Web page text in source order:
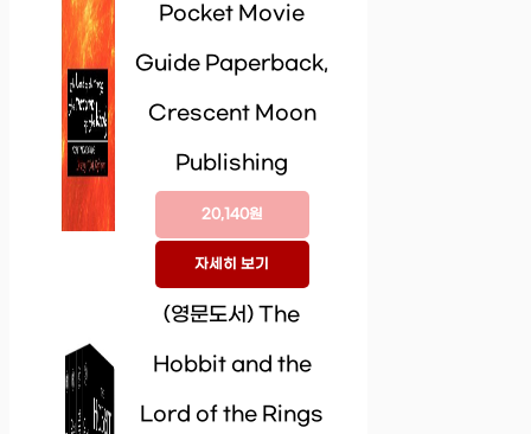
Pocket Movie
Guide Paperback,
Crescent Moon
Publishing
20,140원
자세히 보기
(영문도서) The
Hobbit and the
Lord of the Rings